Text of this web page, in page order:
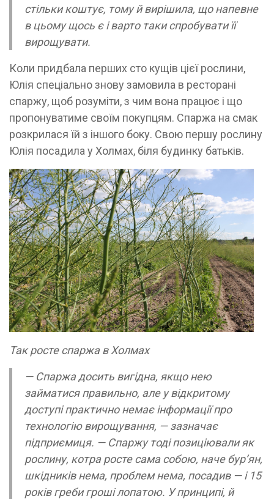
стільки коштує, тому й вирішила, що напевне
в цьому щось є і варто таки спробувати її
вирощувати.
Коли придбала перших сто кущів цієї рослини,
Юлія спеціально знову замовила в ресторані
спаржу, щоб розуміти, з чим вона працює і що
пропонуватиме своїм покупцям. Спаржа на смак
розкрилася їй з іншого боку. Свою першу рослину
Юлія посадила у Холмах, біля будинку батьків.
Так росте спаржа в Холмах
— Спаржа досить вигідна, якщо нею
займатися правильно, але у відкритому
доступі практично немає інформації про
технологію вирощування, — зазначає
підприємиця. — Спаржу тоді позиціювали як
рослину, котра росте сама собою, наче бур’ян,
шкідників нема, проблем нема, посадив — і 15
років греби гроші лопатою. У принципі, й